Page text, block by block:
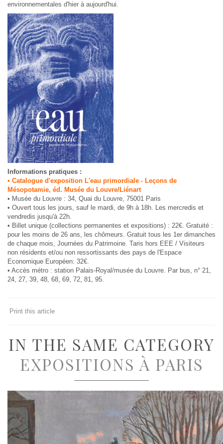
environnementales d'hier à aujourd'hui.
Informations pratiques :
• Catalogue d'exposition L'eau primordiale - Leçons de
Mésopotamie, éd. Musée du Louvre/Liénart
• Musée du Louvre : 34, Quai du Louvre, 75001 Paris
• Ouvert tous les jours, sauf le mardi, de 9h à 18h. Les mercredis et
vendredis jusqu'à 22h.
• Billet unique (collections permanentes et expositions) : 22€. Gratuité :
pour les moins de 26 ans, les chômeurs. Gratuit tous les 1er dimanches
de chaque mois, Journées du Patrimoine. Taris hors EEE / Visiteurs
non résidents et/ou non ressortissants des pays de l'Espace
Economique Européen: 32€.
• Accès métro : station Palais-Royal/musée du Louvre. Par bus, n° 21,
24, 27, 39, 48, 68, 69, 72, 81, 95.
Print this article
IN THE SAME CATEGORY
EXPOSITIONS À PARIS